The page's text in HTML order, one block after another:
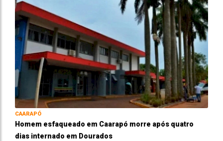
CAARAPÓ
Homem esfaqueado em Caarapó morre após quatro
dias internado em Dourados